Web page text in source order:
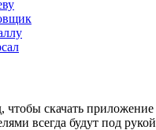
чтобы скачать приложение
всегда будут под рукой